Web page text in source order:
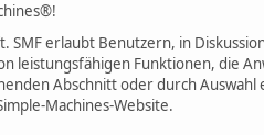
erlaubt Benutzern, in
leistungsfähigen Funktionen, die
Abschnitt oder durch Auswahl
Machines-Website.